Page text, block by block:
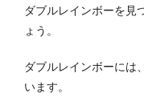
ダブルレインボーを見
ょう。
ダブルレインボーには
います。